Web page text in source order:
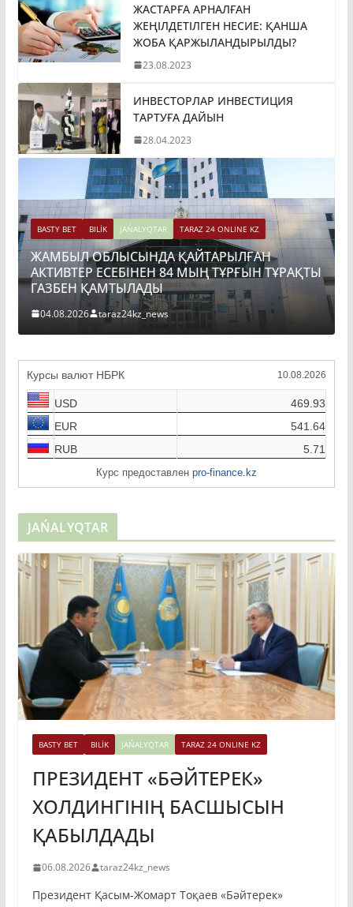
ЖАСТАРҒА АРНАЛҒАН
ЖЕҢІЛДЕТІЛГЕН НЕСИЕ: ҚАНША
ЖОБА ҚАРЖЫЛАНДЫРЫЛДЫ?
23.08.2023
ИНВЕСТОРЛАР ИНВЕСТИЦИЯ
ТАРТУҒА ДАЙЫН
28.04.2023
BASTY BET BILİK JAŃALYQTAR TARAZ 24 ONLINE KZ
ЖАМБЫЛ ОБЛЫСЫНДА ҚАЙТАРЫЛҒАН
АКТИВТЕР ЕСЕБІНЕН 84 МЫҢ ТҰРҒЫН ТҰРАҚТЫ
ГАЗБЕН ҚАМТЫЛАДЫ
04.08.2026 taraz24kz_news
Курсы валют НБРК 10.08.2026
USD
469.93
EUR
541.64
RUB
5.71
Курс предоставлен pro-finance.kz
JAŃALYQTAR
BASTY BET BILİK JAŃALYQTAR TARAZ 24 ONLINE KZ
ПРЕЗИДЕНТ «БӘЙТЕРЕК»
ХОЛДИНГІНІҢ БАСШЫСЫН
ҚАБЫЛДАДЫ
06.08.2026 taraz24kz_news
Президент Қасым-Жомарт Тоқаев «Бәйтерек»